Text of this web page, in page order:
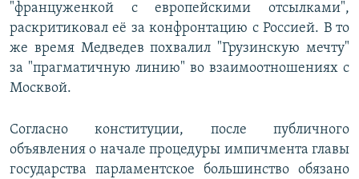
"француженкой с европейскими отсылками",
раскритиковал её за конфронтацию с Россией. В то
же время Медведев похвалил "Грузинскую мечту"
за "прагматичную линию" во взаимоотношениях с
Москвой.
Согласно конституции, после публичного
объявления о начале процедуры импичмента главы
государства парламентское большинство обязано